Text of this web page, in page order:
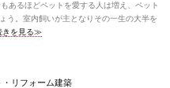
あるほどペットを愛する人は増え、ペット
う。室内飼いが主となりその一生の大半を
きを見る≫
リフォーム建築